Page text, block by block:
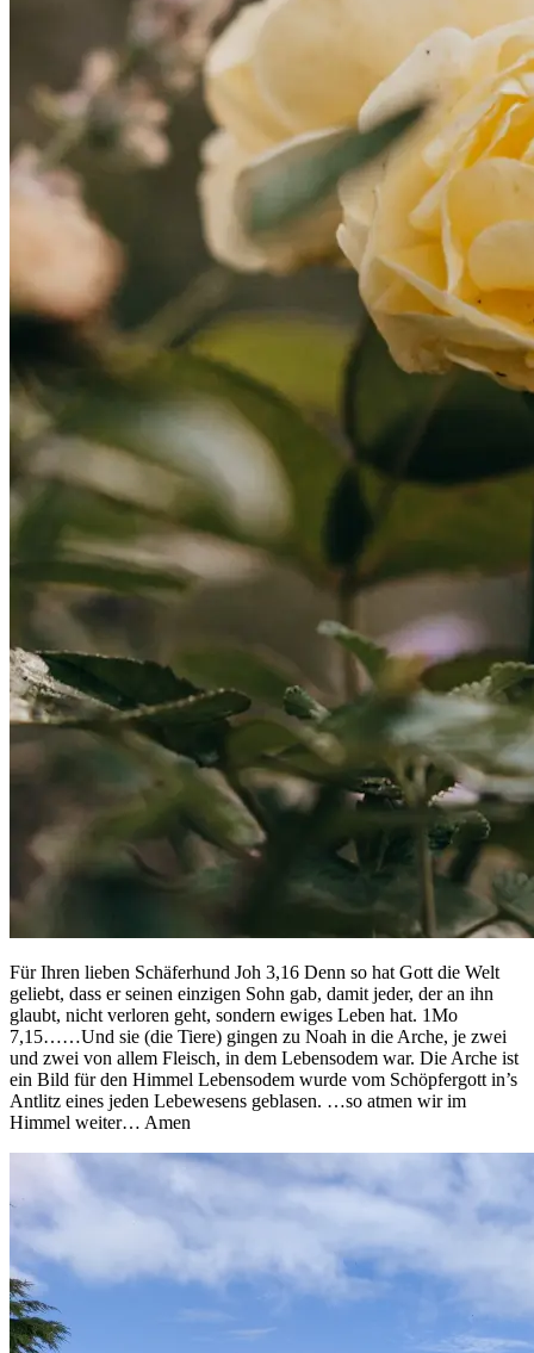
Für Ihren lieben Schäferhund Joh 3,16 Denn so hat Gott die Welt
geliebt, dass er seinen einzigen Sohn gab, damit jeder, der an ihn
glaubt, nicht verloren geht, sondern ewiges Leben hat. 1Mo
7,15……Und sie (die Tiere) gingen zu Noah in die Arche, je zwei
und zwei von allem Fleisch, in dem Lebensodem war. Die Arche ist
ein Bild für den Himmel Lebensodem wurde vom Schöpfergott in’s
Antlitz eines jeden Lebewesens geblasen. …so atmen wir im
Himmel weiter… Amen